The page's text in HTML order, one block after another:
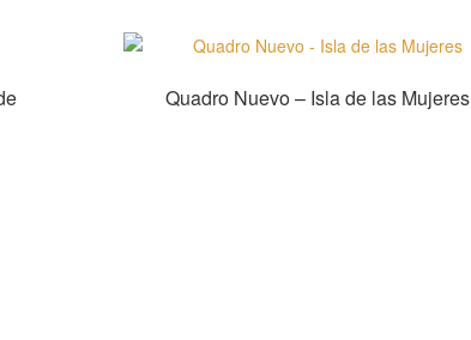
Quadro Nuevo – Isla de las Mujeres